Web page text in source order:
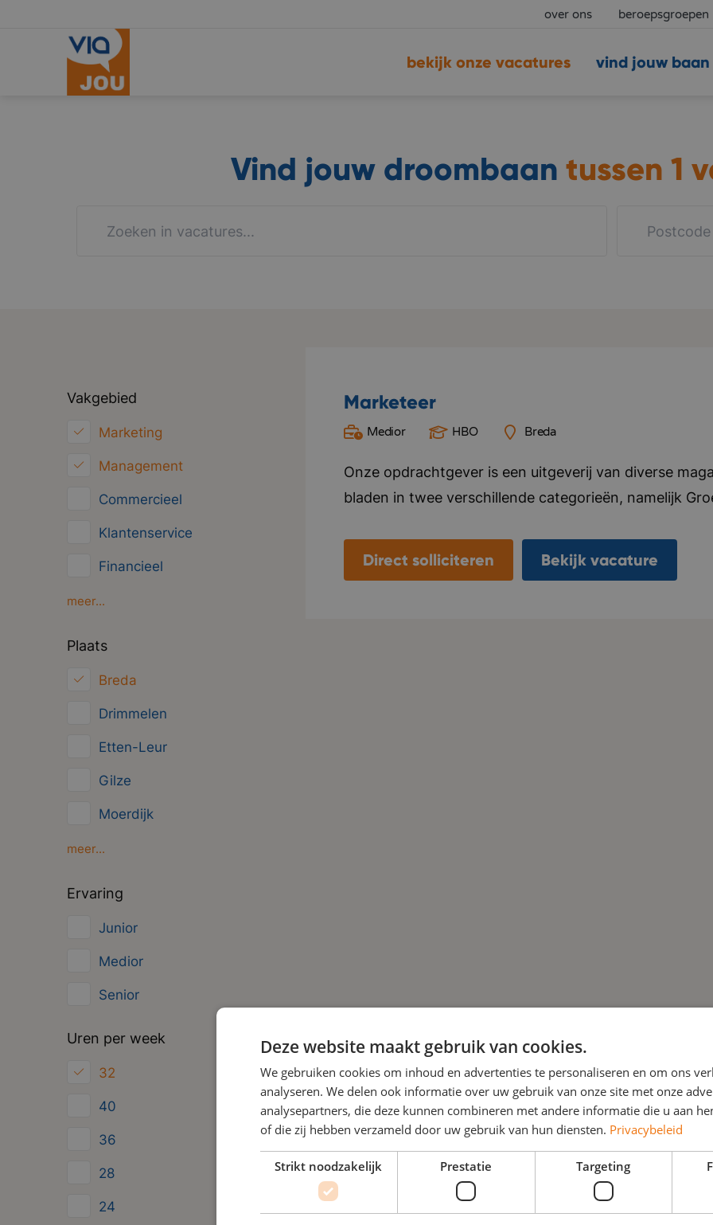
over ons beroepsgroepen
vind jouw baan
bekijk onze vacatures
Vind jouw droombaan tussen 1
Vakgebied
Marketing
Management
Commercieel
Klantenservice
Financieel
HRM
meer...
Plaats
Breda
Drimmelen
Etten-Leur
Gilze
Moerdijk
Oosterhout
meer...
Ervaring
Junior
Medior
Senior
Uren per week
32
40
36
28
24
Marketeer
Medior HBO Breda
Onze opdrachtgever is een uitgeverij van diverse
bladen in twee verschillende categorieën, namelijk
internationale uitgeverijen in het distribueren van
Direct solliciteren Bekijk vacature
Deze website maakt gebruik van cookies.
We gebruiken cookies om inhoud en advertenties te personaliseren en om ons
analyseren. We delen ook informatie over uw gebruik van onze site met onze
analysepartners, die deze kunnen combineren met andere informatie die u aan
of die zij hebben verzameld door uw gebruik van hun diensten. Privacybeleid
Strikt noodzakelijk Prestatie Targeting